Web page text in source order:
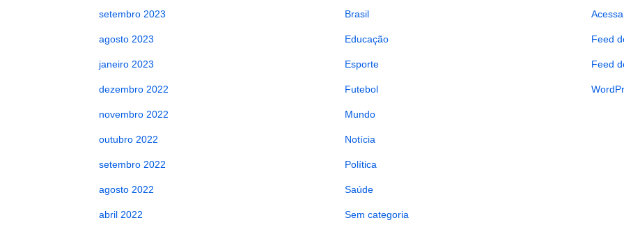
setembro 2023
agosto 2023
janeiro 2023
dezembro 2022
novembro 2022
outubro 2022
setembro 2022
agosto 2022
abril 2022
Brasil
Educação
Esporte
Futebol
Mundo
Notícia
Política
Saúde
Sem categoria
Feed
Feed